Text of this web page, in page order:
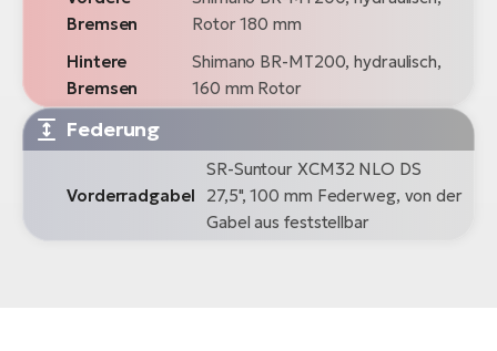
Bremsen
Rotor 180 mm
Hintere
Bremsen
Shimano BR-MT200, hydraulisch,
160 mm Rotor
Federung
Vorderradgabel
SR-Suntour XCM32 NLO DS
27,5", 100 mm Federweg, von der
Gabel aus feststellbar